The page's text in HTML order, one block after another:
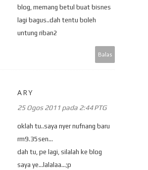
blog, memang betul buat bisnes
lagi bagus..dah tentu boleh
untung riban2
Balas
ARY
25 Ogos 2011 pada 2:44 PTG
oklah tu..saya nyer nufnang baru
rm9.35sen...
dah tu, pe lagi, silalah ke blog
saya ye...lalalaa...;p